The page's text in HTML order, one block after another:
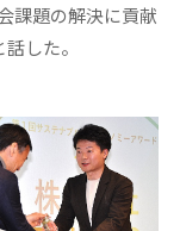
課題の解決に貢献
した。